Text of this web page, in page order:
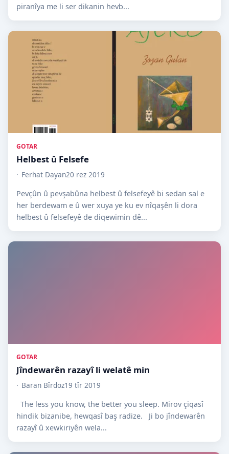
piranîya me li ser dikanin hevb...
GOTAR
Helbest û Felsefe
Ferhat Dayan20 rez 2019
Pevçûn û pevşabûna helbest û felsefeyê bi sedan sal e
her berdewam e û wer xuya ye ku ev nîqaşên li dora
helbest û felsefeyê de diqewimin dê...
GOTAR
Jîndewarên razayî li welatê min
Baran Bîrdoz19 tîr 2019
The less you know, the better you sleep. Mirov çiqasî
hindik bizanibe, hewqasî baş radize. Ji bo jîndewarên
razayî û xewkiriyên wela...